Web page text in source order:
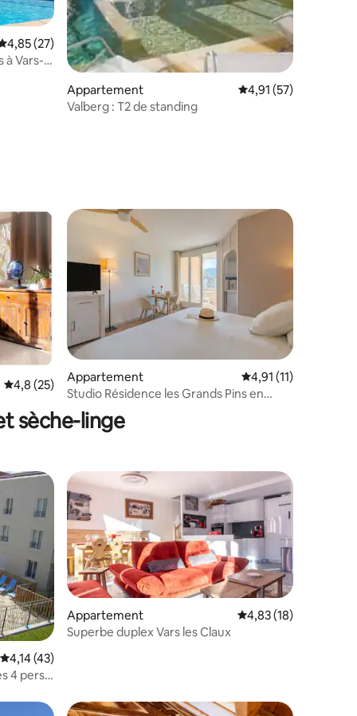
moyenne sur la base de 27 commentaires : 4,85 sur 5
4,85 (27)
à Vars-
Appartement
Évaluation moyenne
4,91 (57)
Valberg : T2 de standing
: 4,56 sur 5
Évaluation moyenne sur la base de 25 commentaires : 4,8 sur 5
4,8 (25)
Appartement Évaluation moyenne
4,91 (11)
Studio Résidence les Grands Pins en
Provence
sèche-linge
Évaluation moyenne sur la base de 43 commentaires : 4,14 sur 5
4,14 (43)
4 pers.
Appartement Évaluation moyenne
4,83 (18)
Superbe duplex Vars les Claux